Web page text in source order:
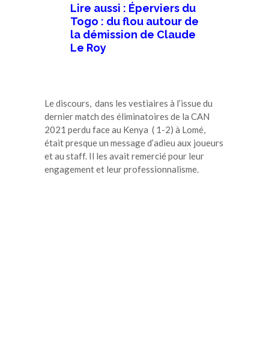
Lire aussi : Éperviers du
Togo : du flou autour de
la démission de Claude
Le Roy
Le discours, dans les vestiaires à l’issue du
dernier match des éliminatoires de la CAN
2021 perdu face au Kenya ( 1-2) à Lomé,
était presque un message d’adieu aux joueurs
et au staff. Il les avait remercié pour leur
engagement et leur professionnalisme.